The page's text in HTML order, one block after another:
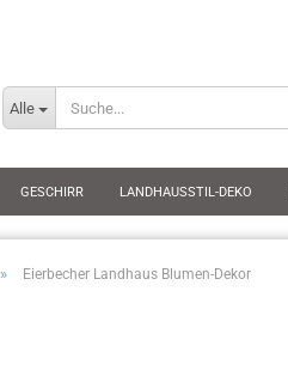
Alle
GESCHIRR LANDHAUSSTIL-DEKO
» Eierbecher Landhaus Blumen-Dekor